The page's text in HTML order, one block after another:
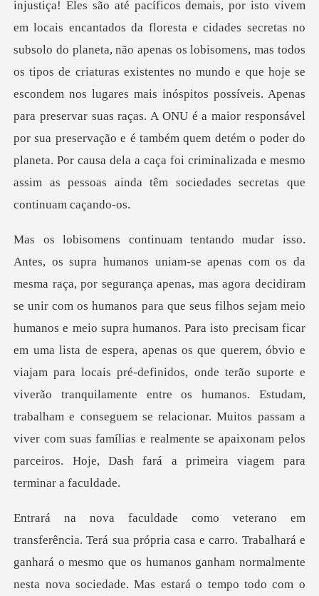
demais, por isto vivem
em locais encantados da floresta e cidades secretas no
subsolo do planeta, não apenas os lobisomens, mas todos
os tipos de criaturas existentes no mundo e que hoje se
escondem nos lugares mais inóspitos possíveis. Ape
am meio
humanos e meio supra humanos. Para isto precisam ficar
em uma lista de espera, apenas os que querem, óbvio e
viajam para locais pré-definidos, onde terão suporte e
viverão tranquilamente entre